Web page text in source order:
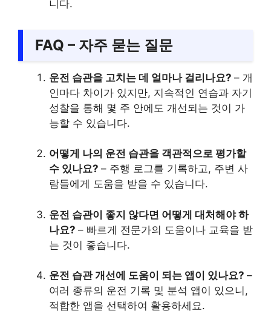
니다.
FAQ – 자주 묻는 질문
운전 습관을 고치는 데 얼마나 걸리나요? – 개
인마다 차이가 있지만, 지속적인 연습과 자기
성찰을 통해 몇 주 안에도 개선되는 것이 가
능할 수 있습니다.
어떻게 나의 운전 습관을 객관적으로 평가할
수 있나요? – 주행 로그를 기록하고, 주변 사
람들에게 도움을 받을 수 있습니다.
운전 습관이 좋지 않다면 어떻게 대처해야 하
나요? – 빠르게 전문가의 도움이나 교육을 받
는 것이 좋습니다.
운전 습관 개선에 도움이 되는 앱이 있나요? –
여러 종류의 운전 기록 및 분석 앱이 있으니,
적합한 앱을 선택하여 활용하세요.